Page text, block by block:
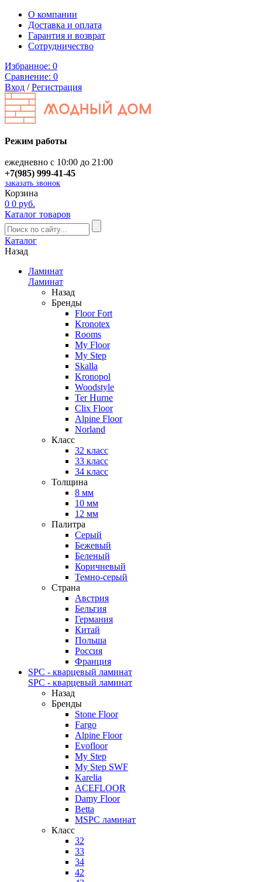
О компании
Доставка и оплата
Гарантия и возврат
Сотрудничество
Избранное: 0
Сравнение: 0
Вход /Регистрация
Режим работы
ежедневно с 10:00 до 21:00
+7(985) 999-41-45
заказать звонок
Корзина
0 0 руб.
Каталог товаров
Каталог
Назад
Ламинат
Ламинат
Назад
Бренды
Floor Fort
Kronotex
Rooms
My Floor
My Step
Skalla
Kronopol
Woodstyle
Ter Hurne
Clix Floor
Alpine Floor
Norland
Класс
32 класс
33 класс
34 класс
Толщина
8 мм
10 мм
12 мм
Палитра
Серый
Бежевый
Беленый
Коричневый
Темно-серый
Страна
Австрия
Бельгия
Германия
Китай
Польша
Россия
Франция
SPC - кварцевый ламинат
SPC - кварцевый ламинат
Назад
Бренды
Stone Floor
Fargo
Alpine Floor
Evofloor
My Step
My Step SWF
Karelia
ACEFLOOR
Damy Floor
Betta
MSPC ламинат
Класс
32
33
34
42